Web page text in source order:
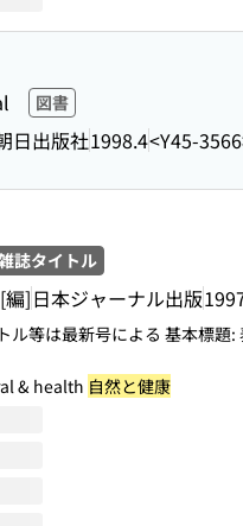
図書
日出版社1998.4<Y45-
誌タイトル
編]日本ジャーナル出版
ル等は最新号による 基本標題
& health 自然と健康